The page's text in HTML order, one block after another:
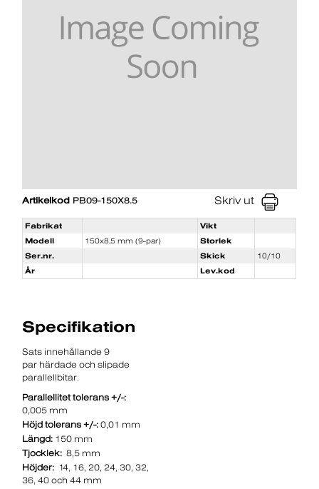
Artikelkod PB09-150X8.5 Skriv ut
Fabrikat
Vikt
Modell
150x8,5 mm (9-par)
Storlek
Ser.nr.
Skick
10/10
År
Lev.kod
Specifikation
Sats innehållande 9
par härdade och slipade
parallellbitar.
Parallellitet tolerans +/-:
0,005 mm
Höjd tolerans +/-: 0,01 mm
Längd: 150 mm
Tjocklek: 8,5 mm
Höjder: 14, 16, 20, 24, 30, 32,
36, 40 och 44 mm